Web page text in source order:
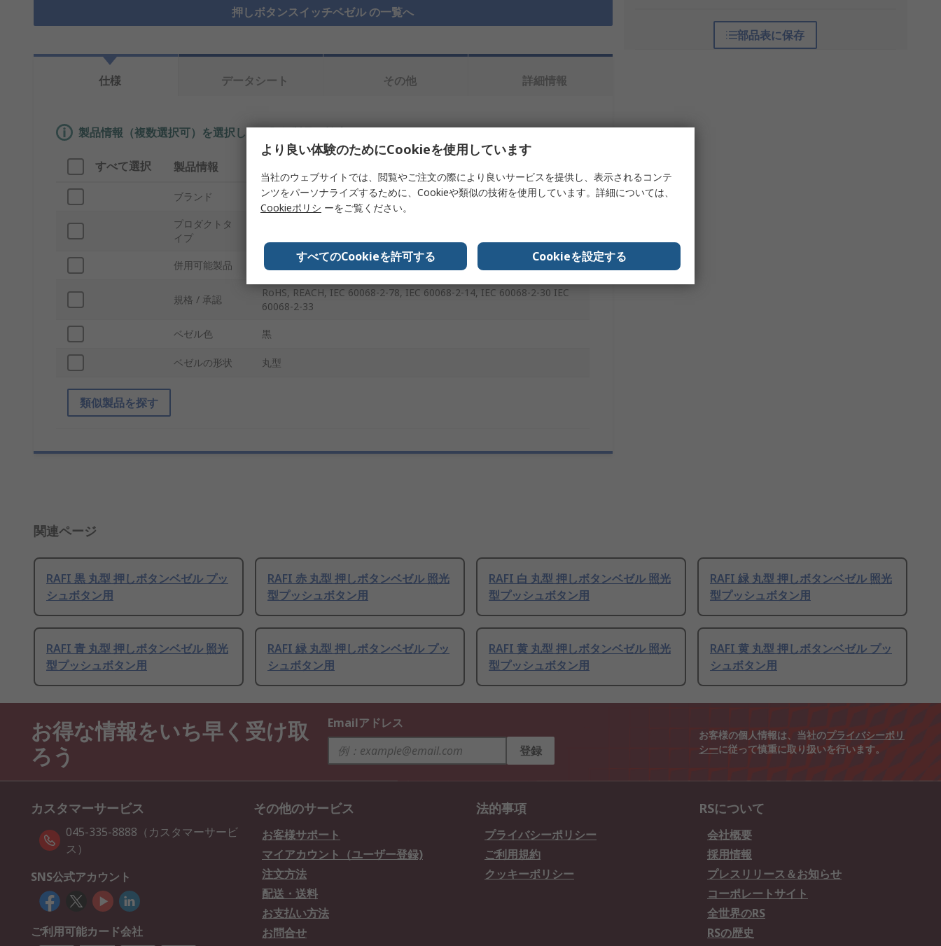
押しボタンスイッチベゼル の一覧へ
部品表に保存
仕様 データシート その他 詳細情報
製品情報（複数選択可）を選択して、類似製品を検索します。
すべて選択 製品情報
ブランド RAFI
プロダクトタ
イプ
併用可能製品 プッシュボタン
規格 / 承認
RoHS, REACH, IEC 60068-2-78, IEC 60068-2-14, IEC 60068-2-30 IEC
60068-2-33
ベゼル色 黒
ベゼルの形状 丸型
類似製品を探す
関連ページ
RAFI 黒 丸型 押しボタンベゼル プッ
シュボタン用
RAFI 赤 丸型 押しボタンベゼル 照光
型プッシュボタン用
RAFI 白 丸型 押しボタンベゼル 照光
型プッシュボタン用
RAFI 緑 丸型 押しボタンベゼル 照光
型プッシュボタン用
RAFI 青 丸型 押しボタンベゼル 照光
型プッシュボタン用
RAFI 緑 丸型 押しボタンベゼル プッ
シュボタン用
RAFI 黄 丸型 押しボタンベゼル 照光
型プッシュボタン用
RAFI 黄 丸型 押しボタンベゼル プッ
シュボタン用
お得な情報をいち早く受け取
ろう
Emailアドレス
登録
お客様の個人情報は、当社のプライバシーポリ
シーに従って慎重に取り扱いを行います。
カスタマーサービス
045-335-8888（カスタマーサービ
ス）
SNS公式アカウント
ご利用可能カード会社
その他のサービス
お客様サポート
マイアカウント（ユーザー登録)
注文方法
配送・送料
お支払い方法
お問合せ
法的事項
プライバシーポリシー
ご利用規約
クッキーポリシー
RSについて
会社概要
採用情報
プレスリリース＆お知らせ
コーポレートサイト
全世界のRS
RSの歴史
より良い体験のためにCookieを使用しています
当社のウェブサイトでは、閲覧やご注文の際により良いサービスを提供し、表示されるコンテ
ンツをパーソナライズするために、Cookieや類似の技術を使用しています。詳細については、
Cookieポリシ ーをご覧ください。
すべてのCookieを許可する Cookieを設定する